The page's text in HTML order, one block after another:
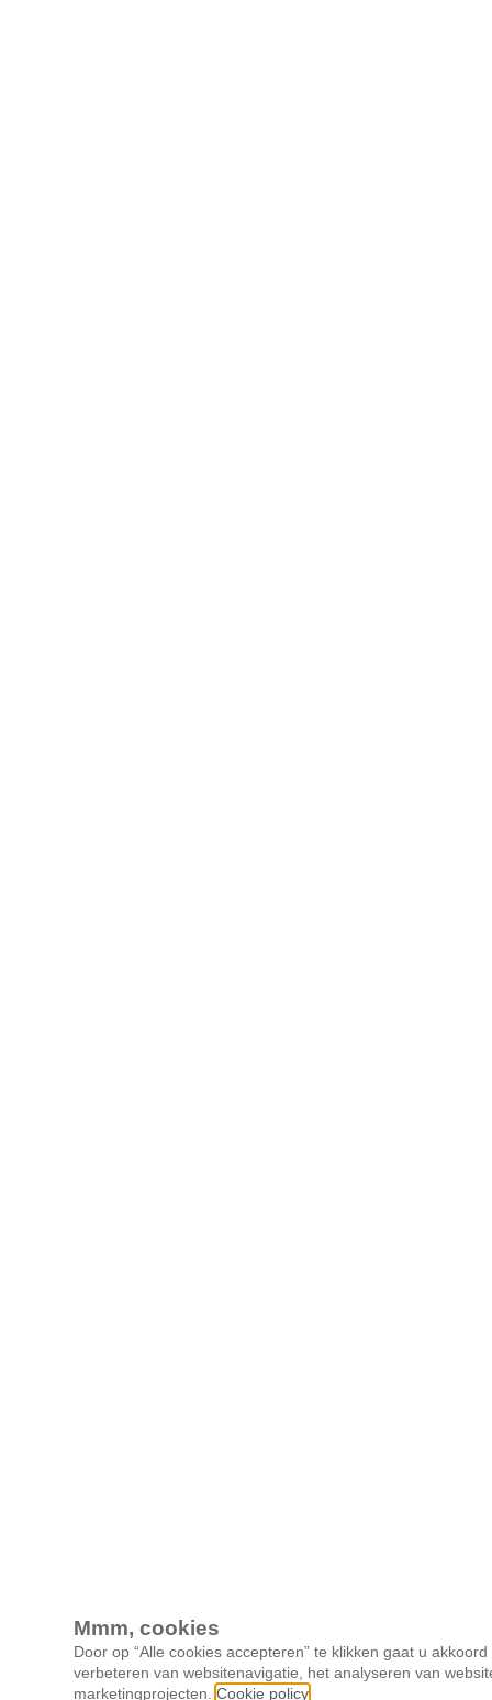
Mmm, cookies
Door op “Alle cookies accepteren” te klikken gaat u
verbeteren van websitenavigatie, het analyseren van
marketingprojecten. Cookie policy